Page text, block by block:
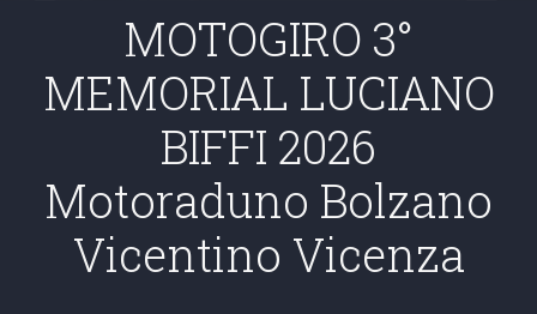
MOTOGIRO 3°
MEMORIAL LUCIANO
BIFFI 2026
Motoraduno Bolzano
Vicentino Vicenza